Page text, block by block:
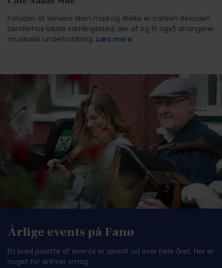
Foruden at servere skøn mad og drikke er caféen desuden
Sønderhos lokale samlingssted, der af og til også arrangerer
musikalsk underholdning. Læs mere
Årlige events på Fanø
En bred palette af events er spredt ud over hele året. Her er
noget for enhver smag.